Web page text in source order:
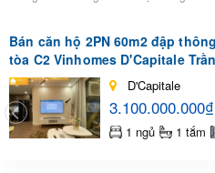
Bán căn hộ 2PN 60m2 đập
tòa C2 Vinhomes D'Capitale
D'Capitale
3.100.000.000₫
1 ngủ 1 tắm